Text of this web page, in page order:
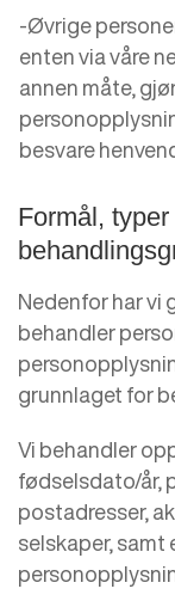
-Øvrige
enten via våre
annen måte,
besvare
Formål,
Nedenfor har vi
behandler
grunnlaget for
Vi behandler
fødselsdato/år,
postadresser,
selskaper,